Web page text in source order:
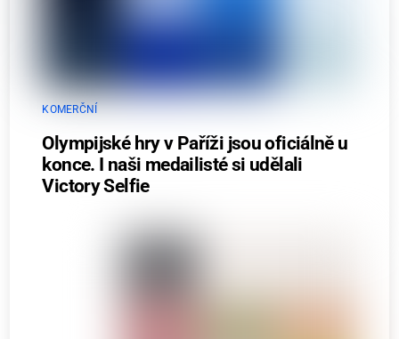
KOMERČNÍ
Olympijské hry v Paříži jsou oficiálně u
konce. I naši medailisté si udělali
Victory Selfie